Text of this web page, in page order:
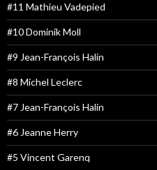
#11 Mathieu Vadepied
#10 Dominik Moll
#9 Jean-François Halin
#8 Michel Leclerc
#7 Jean-François Halin
#6 Jeanne Herry
#5 Vincent Garenq